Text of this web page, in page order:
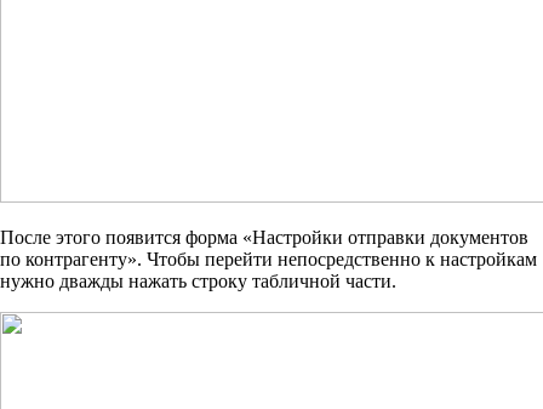
После этого появится форма «Настройки отправки документов
по контрагенту». Чтобы перейти непосредственно к настройкам
нужно дважды нажать строку табличной части.